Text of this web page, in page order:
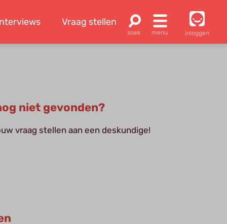
Vraag stellen
inloggen
niet gevonden?
vraag stellen aan een deskundige!